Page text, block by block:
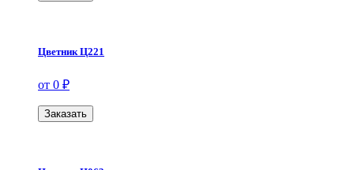
Цветник Ц221
от 0 ₽
Заказать